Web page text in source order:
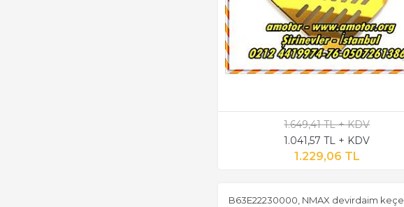
1.649,41 TL + KDV
1.041,57 TL + KDV
1.229,06 TL
B63E22230000, NMAX devirdaim keçe,